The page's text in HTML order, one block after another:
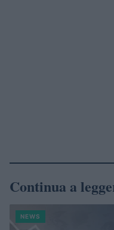
Continua a
NEWS